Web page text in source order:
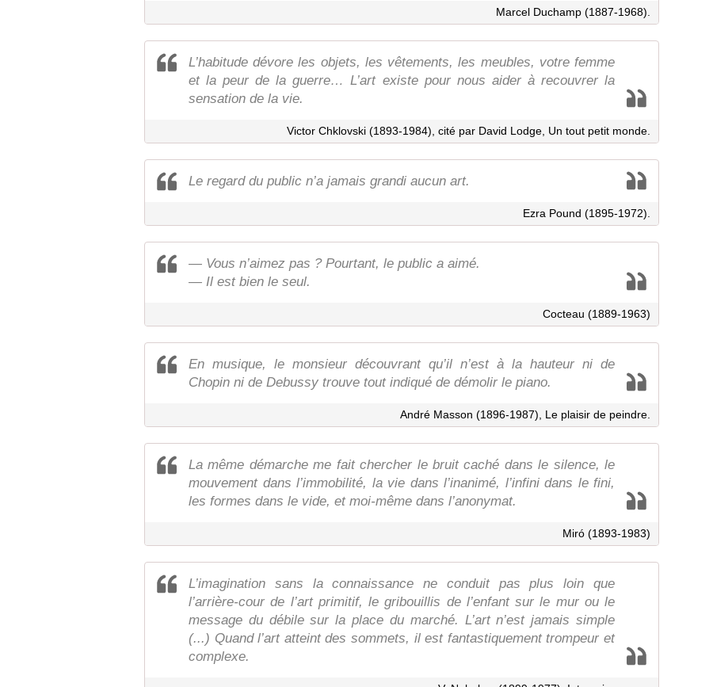
Marcel Duchamp (1887-1968).
L’habitude dévore les objets, les vêtements, les meubles, votre femme
et la peur de la guerre… L’art existe pour nous aider à recouvrer la
sensation de la vie.
Victor Chklovski (1893-1984), cité par David Lodge, Un tout petit monde.
Le regard du public n’a jamais grandi aucun art.
Ezra Pound (1895-1972).
— Vous n’aimez pas ? Pourtant, le public a aimé.
— Il est bien le seul.
Cocteau (1889-1963)
En musique, le monsieur découvrant qu’il n’est à la hauteur ni de
Chopin ni de Debussy trouve tout indiqué de démolir le piano.
André Masson (1896-1987), Le plaisir de peindre.
La même démarche me fait chercher le bruit caché dans le silence, le
mouvement dans l’immobilité, la vie dans l’inanimé, l’infini dans le fini,
les formes dans le vide, et moi-même dans l’anonymat.
Miró (1893-1983)
L’imagination sans la connaissance ne conduit pas plus loin que
l’arrière-cour de l’art primitif, le gribouillis de l’enfant sur le mur ou le
message du débile sur la place du marché. L’art n’est jamais simple
(...) Quand l’art atteint des sommets, il est fantastiquement trompeur et
complexe.